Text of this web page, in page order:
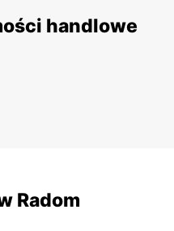
handlowe
Radom